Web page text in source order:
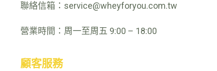
聯絡信箱：service@wheyforyou.com.tw
營業時間：周一至周五 9:00 – 18:00
顧客服務